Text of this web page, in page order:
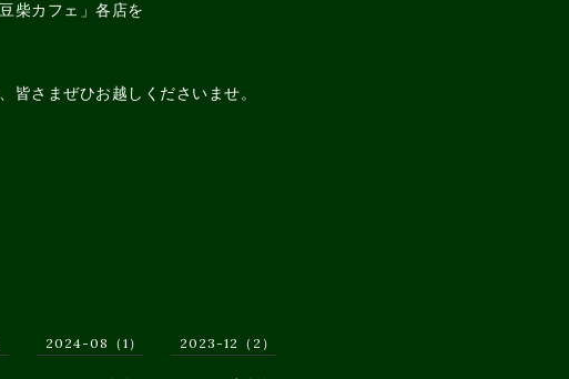
柴カフェ」各店を
皆さまぜひお越しくださいませ。
2024-08（1） 2023-12（2）